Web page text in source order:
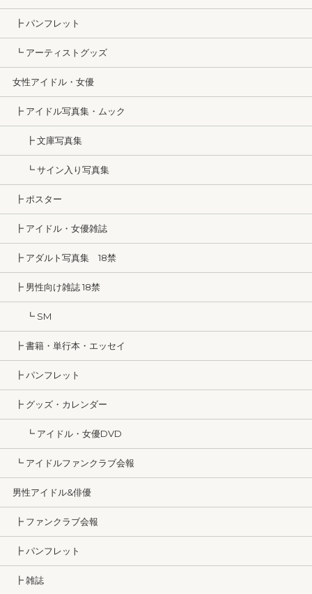
┣ パンフレット
┗ アーティストグッズ
女性アイドル・女優
┣ アイドル写真集・ムック
┣ 文庫写真集
┗ サイン入り写真集
┣ ポスター
┣ アイドル・女優雑誌
┣ アダルト写真集 18禁
┣ 男性向け雑誌 18禁
┗ SM
┣ 書籍・単行本・エッセイ
┣ パンフレット
┣ グッズ・カレンダー
┗ アイドル・女優DVD
┗ アイドルファンクラブ会報
男性アイドル&俳優
┣ ファンクラブ会報
┣ パンフレット
┣ 雑誌